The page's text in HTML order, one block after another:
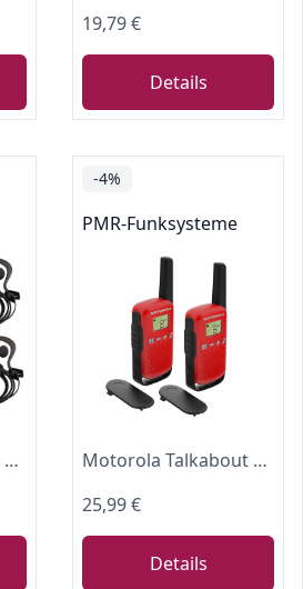
19,79 €
Details
Retevis RT24 Walkie Talkie PMR446 Lizenzfreies, Professionelles Funkgerät mit Großer Reichweite und Freisprech-Walkie-Talkies für Erwachsene mit Ohrhörern und USB-Ladegerät (Schwarz, 1 Paar)
-4%
PMR-Funksysteme
Motorola Talkabout T42 PMR-Funkgeräte ( PMR446, 16 Kanäle, Reichweite 4 km) rot , 2 Stück (1er Pack)
25,99 €
Details